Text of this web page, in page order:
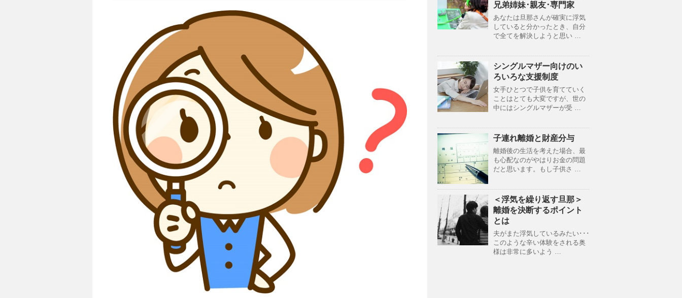
兄弟姉妹･親友･専門家
あなたは旦那さんが確実に浮気
していると分かったとき、自分
で全てを解決しようと思い …
シングルマザー向けのい
ろいろな支援制度
女手ひとつで子供を育てていく
ことはとても大変ですが、世の
中にはシングルマザーが受 …
子連れ離婚と財産分与
離婚後の生活を考えた場合、最
も心配なのがやはりお金の問題
だと思います。もし子供さ …
＜浮気を繰り返す旦那＞
離婚を決断するポイント
とは
夫がまた浮気しているみたい･･･
このような辛い体験をされる奥
様は非常に多いよう …